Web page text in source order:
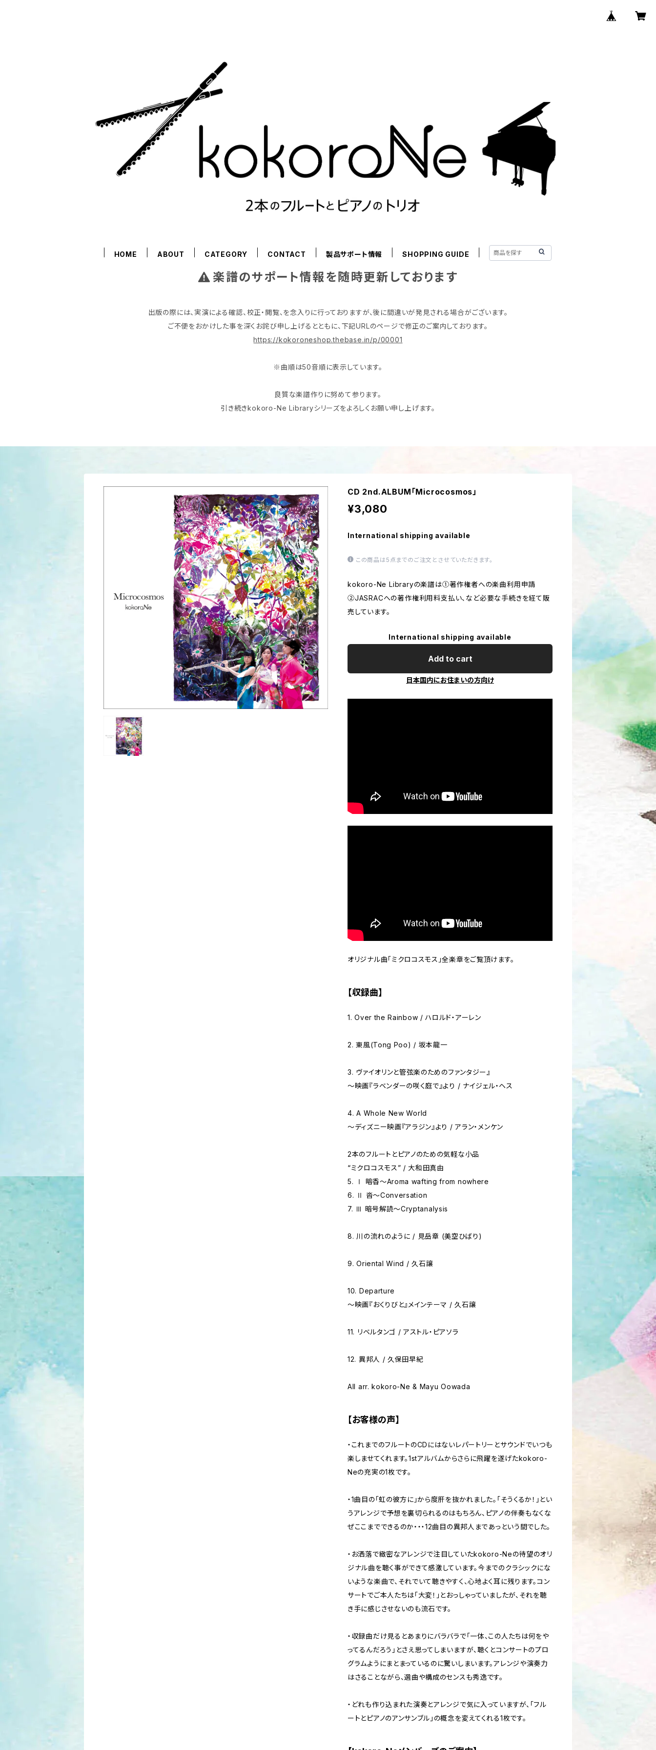
HOME ABOUT CATEGORY CONTACT 製品サポート情報 SHOPPING GUIDE
楽譜のサポート情報を随時更新しております
出版の際には、実演による確認、校正・閲覧、を念入りに行っておりますが、後に間違いが発見される場合がございます。
ご不便をおかけした事を深くお詫び申し上げるとともに、下記URLのページで修正のご案内しております。
https://kokoroneshop.thebase.in/p/00001
※曲順は50音順に表示しています。
良質な楽譜作りに努めて参ります。
引き続きkokoro-Ne Libraryシリーズをよろしくお願い申し上げます。
CD 2nd.ALBUM「Microcosmos」
¥3,080
International shipping available
この商品は5点までのご注文とさせていただきます。
kokoro-Ne Libraryの楽譜は①著作権者への楽曲利用申請
②JASRACへの著作権利用料支払い、など必要な手続きを経て販
売しています。
International shipping available
Add to cart
日本国内にお住まいの方向け
オリジナル曲「ミクロコスモス」全楽章をご覧頂けます。
【収録曲】
1. Over the Rainbow / ハロルド・アーレン
2. 東風(Tong Poo) / 坂本龍一
3. ヴァイオリンと管弦楽のためのファンタジー』
～映画『ラベンダーの咲く庭で』より / ナイジェル・ヘス
4. A Whole New World
〜ディズニー映画『アラジン』より / アラン・メンケン
2本のフルートとピアノのための気軽な小品
“ミクロコスモス” / 大和田真由
5. Ⅰ 暗香〜Aroma wafting from nowhere
6. Ⅱ 沓〜Conversation
7. Ⅲ 暗号解読〜Cryptanalysis
8. 川の流れのように / 見岳章 (美空ひばり)
9. Oriental Wind / 久石譲
10. Departure
～映画『おくりびと』メインテーマ / 久石譲
11. リベルタンゴ / アストル・ピアソラ
12. 異邦人 / 久保田早紀
All arr. kokoro-Ne & Mayu Oowada
【お客様の声】
・これまでのフルートのCDにはないレパートリーとサウンドでいつも
楽しませてくれます。1stアルバムからさらに飛躍を遂げたkokoro-
Neの充実の1枚です。
・1曲目の「虹の彼方に」から度肝を抜かれました。「そうくるか！」とい
うアレンジで予想を裏切られるのはもちろん、ピアノの伴奏もなくな
ぜここまでできるのか・・・12曲目の異邦人まであっという間でした。
・お洒落で緻密なアレンジで注目していたkokoro-Neの待望のオリ
ジナル曲を聴く事ができて感激しています。今までのクラシックにな
いような楽曲で、それでいて聴きやすく、心地よく耳に残ります。コン
サートでご本人たちは「大変！」とおっしゃっていましたが、それを聴
き手に感じさせないのも流石です。
・収録曲だけ見るとあまりにバラバラで「一体、この人たちは何をや
ってるんだろう」とさえ思ってしまいますが、聴くとコンサートのプロ
グラムようにまとまっているのに驚いしまいます。アレンジや演奏力
はさることながら、選曲や構成のセンスも秀逸です。
・どれも作り込まれた演奏とアレンジで気に入っていますが、「フル
ートとピアノのアンサンブル」の概念を変えてくれる1枚です。